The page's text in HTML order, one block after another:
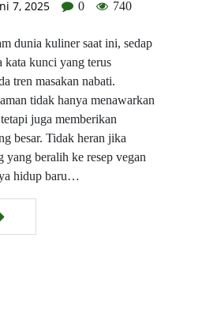
7, 2025 0 740
dunia kuliner saat ini, sedap
kata kunci yang terus
tren masakan nabati.
tidak hanya menawarkan
juga memberikan
besar. Tidak heran jika
yang beralih ke resep vegan
hidup baru…